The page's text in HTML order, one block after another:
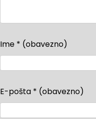
Ime * (obavezno)
E-pošta * (obavezno)